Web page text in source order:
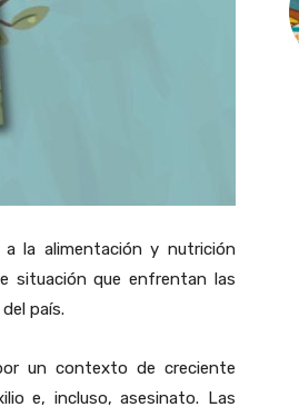
la alimentación y nutrición
situación que enfrentan las
país.
un contexto de creciente
e, incluso, asesinato. Las